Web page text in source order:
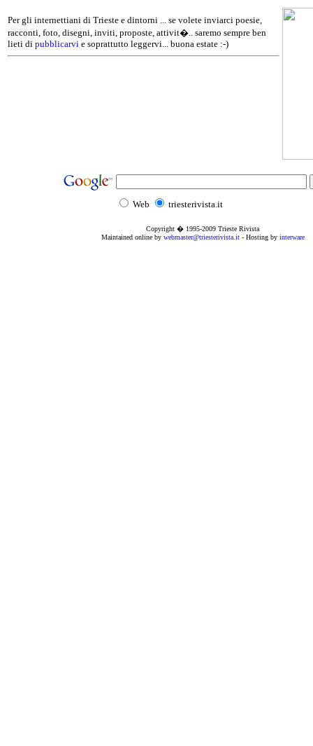
Per gli internettiani di Trieste e dintorni ... se volete inviarci poesie,
racconti, foto, disegni, inviti, proposte, attivit�.. saremo sempre ben
lieti di pubblicarvi e soprattutto leggervi... buona estate :-)
Web triesterivista.it
Copyright � 1995-2009 Trieste Rivista
Maintained online by webmaster@triesterivista.it- Hosting by interware